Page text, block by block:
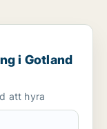
(region)
i Gotland
att hyra